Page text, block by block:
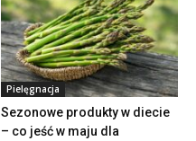
Pielęgnacja
Sezonowe produkty w diecie
– co jeść w maju dla